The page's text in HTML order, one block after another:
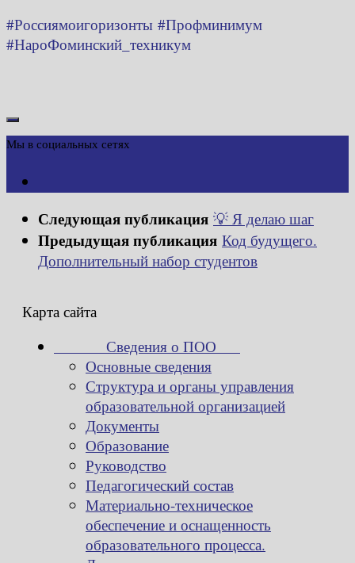
#Россиямоигоризонты #Профминимум
#НароФоминский_техникум
Мы в социальных сетях
Следующая публикация 💡 Я делаю шаг
Предыдущая публикация Код будущего.
Дополнительный набор студентов
Карта сайта
Сведения о ПОО
Основные сведения
Структура и органы управления
образовательной организацией
Документы
Образование
Руководство
Педагогический состав
Материально-техническое
обеспечение и оснащенность
образовательного процесса.